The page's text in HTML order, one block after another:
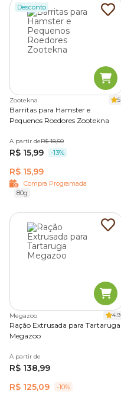
Desconto
Zootekna 5
Barritas para Hamster e
Pequenos Roedores Zootekna
A partir deR$ 18,50
R$ 15,99 -13%
R$ 15,99
Compra Programada
80g
Megazoo 4.9
Ração Extrusada para Tartaruga
Megazoo
A partir de
R$ 138,99
R$ 125,09
-10%